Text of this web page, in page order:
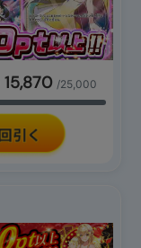
15,870 /25,000